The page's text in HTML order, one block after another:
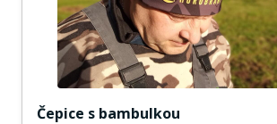
Čepice s bambulkou